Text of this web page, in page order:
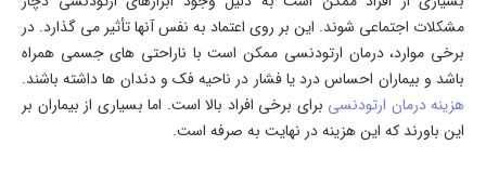
مشکلات اجتماعی شوند. این بر روی اعتماد به نفس آنها تأثیر می گذارد. در
برخی موارد، درمان ارتودنسی ممکن است با ناراحتی های جسمی همراه
باشد و بیماران احساس درد یا فشار در ناحیه فک و دندان ها داشته باشند.
هزینه درمان ارتودنسی برای برخی افراد بالا است. اما بسیاری از بیماران بر
این باورند که این هزینه در نهایت به صرفه است.